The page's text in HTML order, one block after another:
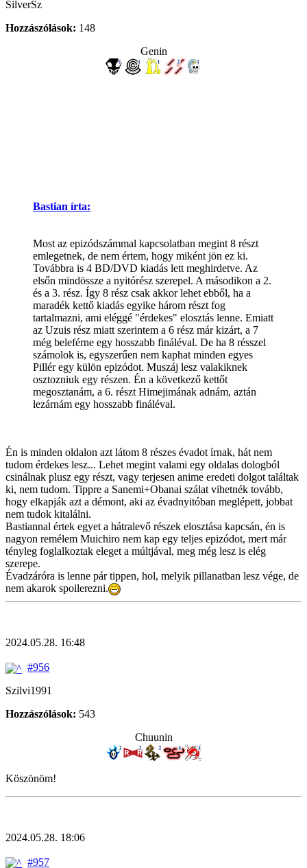
SilverSz
Hozzászólások: 148
Genin
Bastian írta:
Most az epizódszámmal kapcsolatban megint 8 részt
emlegetnek, de nem értem, hogy miként jön ez ki.
Továbbra is 4 BD/DVD kiadás lett meghirdetve. Az
elsőn mindössze a nyitórész szerepel. A másodikon a 2.
és a 3. rész. Így 8 rész csak akkor lehet ebből, ha a
maradék kettő kiadás egyike három részt fog
tartalmazni, ami eléggé "érdekes" elosztás lenne. Emiatt
az Uzuis rész miatt szerintem a 6 rész már kizárt, a 7
még beleférne egy hosszabb fináléval. De ha 8 résszel
számolok is, egyszerűen nem kaphat minden egyes
Pillér egy külön epizódot. Muszáj lesz valakiknek
osztozniuk egy részen. Én a következő kettőt
megosztanám, a 6. részt Himejimának adnám, aztán
lezárnám egy hosszabb fináléval.
Én is minden oldalon azt látom 8 részes évadot írnak, hát nem
tudom érdekes lesz... Lehet megint valami egy oldalas dologból
csinálnak plusz egy részt, vagy terjesen anime eredeti dolgot találtak
ki, nem tudom. Tippre a Sanemi+Obanai szálat vihetnék tovább,
hogy elkapják azt a démont, aki az évadnyitóban meglépett, jobbat
nem tudok kitalálni.
Bastiannal értek egyet a hátralevő részek elosztása kapcsán, én is
nagyon remélem Muichiro nem kap egy teljes epizódot, mert már
tényleg foglalkoztak eleget a múltjával, meg még lesz is elég
szerepe.
Évadzáróra is lenne pár tippen, hol, melyik pillanatban lesz vége, de
nem akarok spoilerezni.
2024.05.28. 16:48
#956
Szilvi1991
Hozzászólások: 543
Chuunin
Köszönöm!
2024.05.28. 18:06
#957